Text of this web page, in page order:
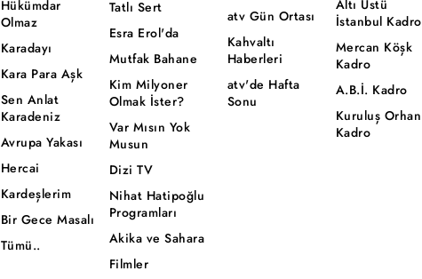
Hükümdar
Olmaz
Karadayı
Kara Para Aşk
Sen Anlat
Karadeniz
Avrupa Yakası
Hercai
Kardeşlerim
Bir Gece Masalı
Tümü..
Tatlı Sert
Esra Erol'da
Mutfak Bahane
Kim Milyoner
Olmak İster?
Var Mısın Yok
Musun
Dizi TV
Nihat Hatipoğlu
Programları
Akika ve Sahara
Filmler
atv Gün Ortası
Kahvaltı
Haberleri
atv'de Hafta
Sonu
Altı Üstü
İstanbul Kadro
Mercan Köşk
Kadro
A.B.İ. Kadro
Kuruluş Orhan
Kadro